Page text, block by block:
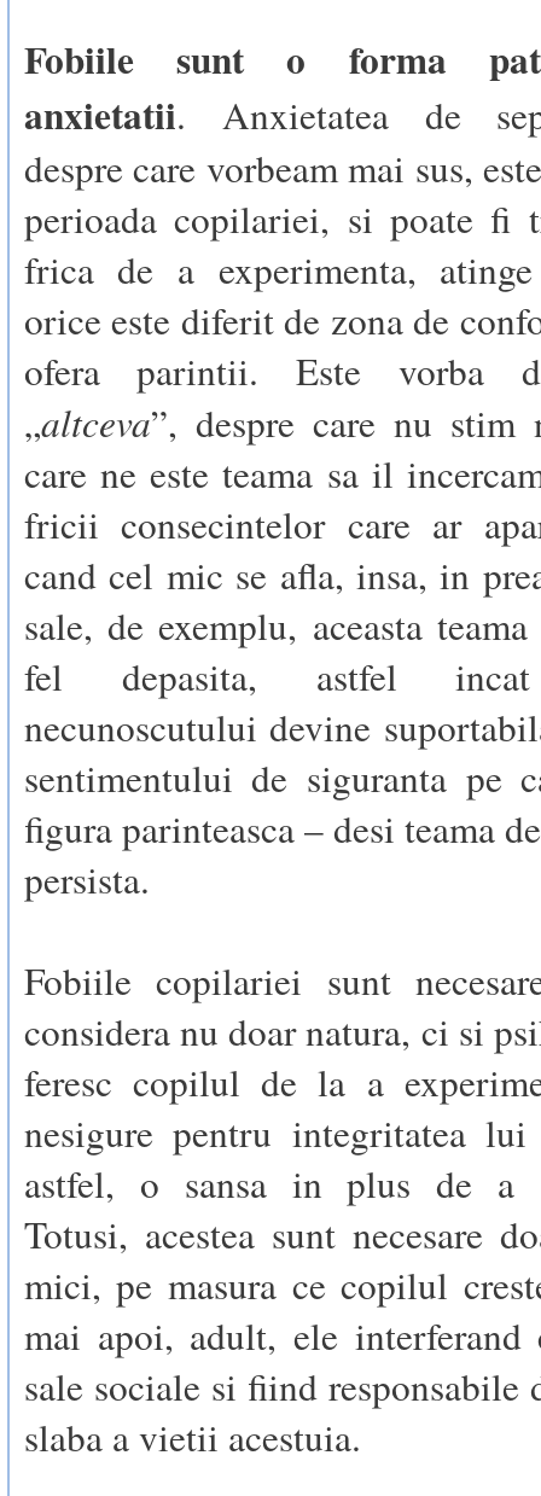
Fobiile sunt o forma
anxietatii. Anxietatea de
despre care vorbeam mai sus,
perioada copilariei, si poate fi
frica de a experimenta,
orice este diferit de zona de
ofera parintii. Este vorba
„altceva”, despre care nu
care ne este teama sa il
fricii consecintelor care ar
cand cel mic se afla, insa, in
sale, de exemplu, aceasta
fel depasita, astfel incat
necunoscutului devine
sentimentului de siguranta pe
figura parinteasca – desi teama
persista.
Fobiile copilariei sunt
considera nu doar natura, ci si
feresc copilul de la a
nesigure pentru integritatea
astfel, o sansa in plus de a
Totusi, acestea sunt necesare
mici, pe masura ce copilul
mai apoi, adult, ele
sale sociale si fiind responsabile
slaba a vietii acestuia.